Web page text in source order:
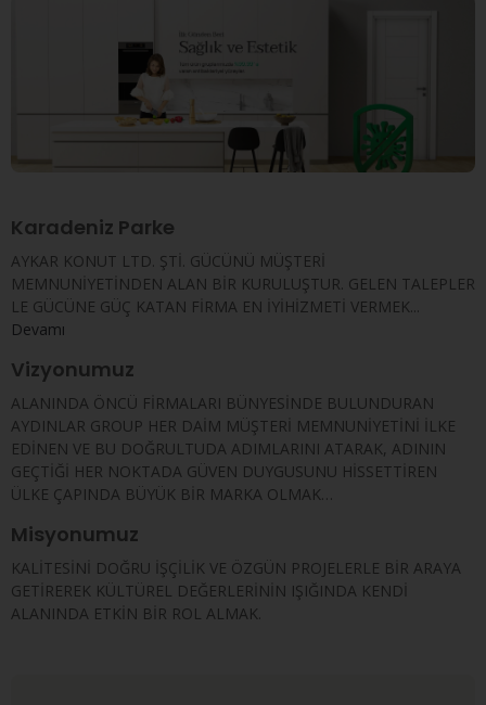
Karadeniz Parke
AYKAR KONUT LTD. ŞTİ. GÜCÜNÜ MÜŞTERİ
MEMNUNİYETİNDEN ALAN BİR KURULUŞTUR. GELEN TALEPLER
LE GÜCÜNE GÜÇ KATAN FİRMA EN İYİHİZMETİ VERMEK...
Devamı
Vizyonumuz
ALANINDA ÖNCÜ FİRMALARI BÜNYESİNDE BULUNDURAN
AYDINLAR GROUP HER DAİM MÜŞTERİ MEMNUNİYETİNİ İLKE
EDİNEN VE BU DOĞRULTUDA ADIMLARINI ATARAK, ADININ
GEÇTİĞİ HER NOKTADA GÜVEN DUYGUSUNU HİSSETTİREN
ÜLKE ÇAPINDA BÜYÜK BİR MARKA OLMAK…
Misyonumuz
KALİTESİNİ DOĞRU İŞÇİLİK VE ÖZGÜN PROJELERLE BİR ARAYA
GETİREREK KÜLTÜREL DEĞERLERİNİN IŞIĞINDA KENDİ
ALANINDA ETKİN BİR ROL ALMAK.